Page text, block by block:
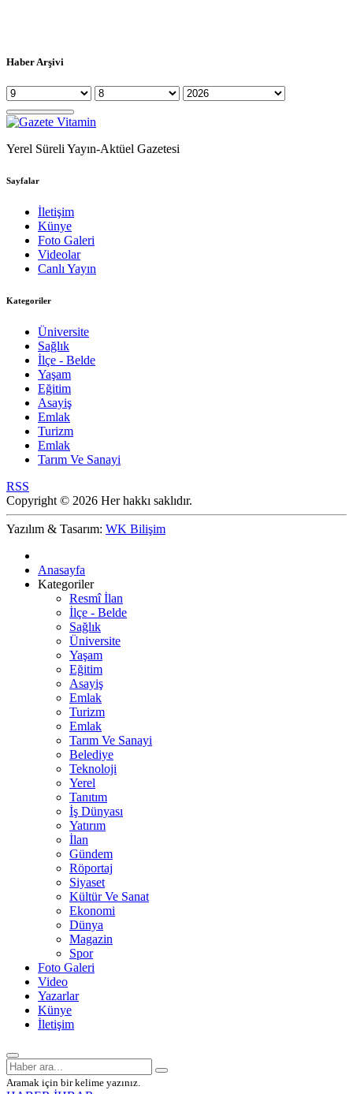
Haber Arşivi
Yerel Süreli Yayın-Aktüel Gazetesi
Sayfalar
İletişim
Künye
Foto Galeri
Videolar
Canlı Yayın
Kategoriler
Üniversite
Sağlık
İlçe - Belde
Yaşam
Eğitim
Asayiş
Emlak
Turizm
Emlak
Tarım Ve Sanayi
RSS
Copyright © 2026 Her hakkı saklıdır.
Yazılım & Tasarım: WK Bilişim
Anasayfa
Kategoriler
Resmî İlan
İlçe - Belde
Sağlık
Üniversite
Yaşam
Eğitim
Asayiş
Emlak
Turizm
Emlak
Tarım Ve Sanayi
Belediye
Teknoloji
Yerel
Tanıtım
İş Dünyası
Yatırım
İlan
Gündem
Röportaj
Siyaset
Kültür Ve Sanat
Ekonomi
Dünya
Magazin
Spor
Foto Galeri
Video
Yazarlar
Künye
İletişim
Aramak için bir kelime yazınız.